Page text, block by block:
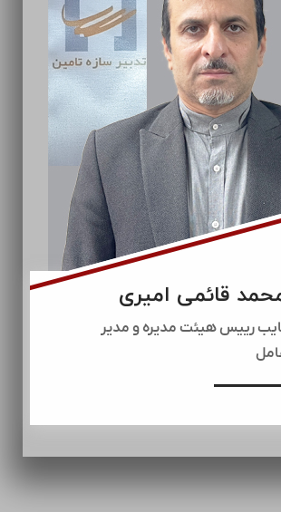
قائمی امیری
رییس هیئت مدیره و مدیر